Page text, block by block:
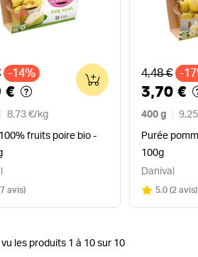
prix
-14%
€
8,73 €/kg
fruits poire bio -
0
5
7 avis)
Ancien
4,48 € -
3,70 €
400 g
Purée
100g
Danival
Note
5.0sur 5
(2 avis)
les produits 1 à 10 sur 10